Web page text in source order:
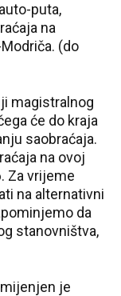
puta,
na
(do
magistralnog
će do kraja
saobraćaja.
na ovoj
Za vrijeme
na alternativni
da
stanovništva,
je